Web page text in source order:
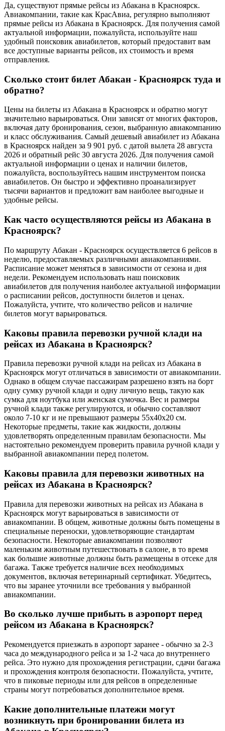
Да, существуют прямые рейсы из Абакана в Красноярск.
Авиакомпании, такие как КрасАвиа, регулярно выполняют
прямые рейсы из Абакана в Красноярск. Для получения самой
актуальной информации, пожалуйста, используйте наш
удобный поисковик авиабилетов, который предоставит вам
все доступные варианты рейсов, их стоимость и время
отправления.
Сколько стоит билет Абакан - Красноярск туда и
обратно?
Цены на билеты из Абакана в Красноярск и обратно могут
значительно варьироваться. Они зависят от многих факторов,
включая дату бронирования, сезон, выбранную авиакомпанию
и класс обслуживания. Самый дешевый авиабилет из Абакана
в Красноярск найден за 9 901 руб. с датой вылета 28 августа
2026 и обратный рейс 30 августа 2026. Для получения самой
актуальной информации о ценах и наличии билетов,
пожалуйста, воспользуйтесь нашим инструментом поиска
авиабилетов. Он быстро и эффективно проанализирует
тысячи вариантов и предложит вам наиболее выгодные и
удобные рейсы.
Как часто осуществляются рейсы из Абакана в
Красноярск?
По маршруту Абакан - Красноярск осуществляется 6 рейсов в
неделю, предоставляемых различными авиакомпаниями.
Расписание может меняться в зависимости от сезона и дня
недели. Рекомендуем использовать наш поисковик
авиабилетов для получения наиболее актуальной информации
о расписании рейсов, доступности билетов и ценах.
Пожалуйста, учтите, что количество рейсов и наличие
билетов могут варьироваться.
Каковы правила перевозки ручной клади на
рейсах из Абакана в Красноярск?
Правила перевозки ручной клади на рейсах из Абакана в
Красноярск могут отличаться в зависимости от авиакомпании.
Однако в общем случае пассажирам разрешено взять на борт
одну сумку ручной клади и одну личную вещь, такую как
сумка для ноутбука или женская сумочка. Вес и размеры
ручной клади также регулируются, и обычно составляют
около 7-10 кг и не превышают размеры 55x40x20 см.
Некоторые предметы, такие как жидкости, должны
удовлетворять определенным правилам безопасности. Мы
настоятельно рекомендуем проверить правила ручной клади у
выбранной авиакомпании перед полетом.
Каковы правила для перевозки животных на
рейсах из Абакана в Красноярск?
Правила для перевозки животных на рейсах из Абакана в
Красноярск могут варьироваться в зависимости от
авиакомпании. В общем, животные должны быть помещены в
специальные переноски, удовлетворяющие стандартам
безопасности. Некоторые авиакомпании позволяют
маленьким животным путешествовать в салоне, в то время
как большие животные должны быть размещены в отсеке для
багажа. Также требуется наличие всех необходимых
документов, включая ветеринарный сертификат. Убедитесь,
что вы заранее уточнили все требования у выбранной
авиакомпании.
Во сколько лучше прибыть в аэропорт перед
рейсом из Абакана в Красноярск?
Рекомендуется приезжать в аэропорт заранее - обычно за 2-3
часа до международного рейса и за 1-2 часа до внутреннего
рейса. Это нужно для прохождения регистрации, сдачи багажа
и прохождения контроля безопасности. Пожалуйста, учтите,
что в пиковые периоды или для рейсов в определенные
страны могут потребоваться дополнительное время.
Какие дополнительные платежи могут
возникнуть при бронировании билета из